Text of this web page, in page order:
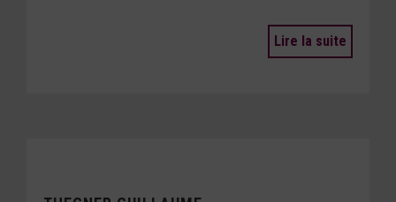
Lire la suite